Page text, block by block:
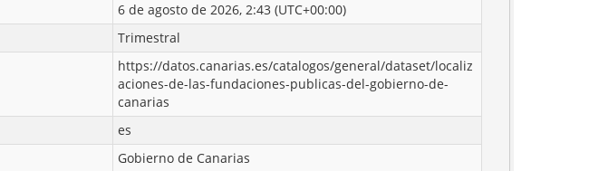
6 de agosto de 2026, 2:43 (UTC+00:00)
Trimestral
https://datos.canarias.es/catalogos/general/dataset/localiz
aciones-de-las-fundaciones-publicas-del-gobierno-de-
canarias
es
Gobierno de Canarias